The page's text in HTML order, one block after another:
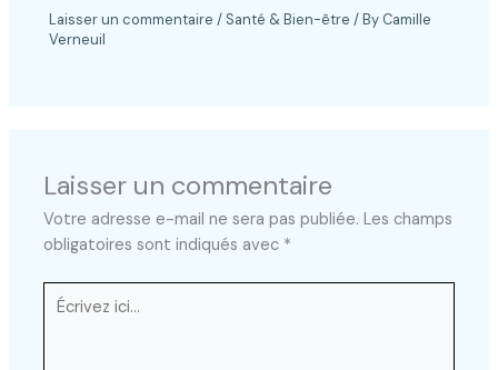
Laisser un commentaire / Santé & Bien-être / By Camille
Verneuil
Laisser un commentaire
Votre adresse e-mail ne sera pas publiée. Les champs
obligatoires sont indiqués avec *
Écrivez
ici…